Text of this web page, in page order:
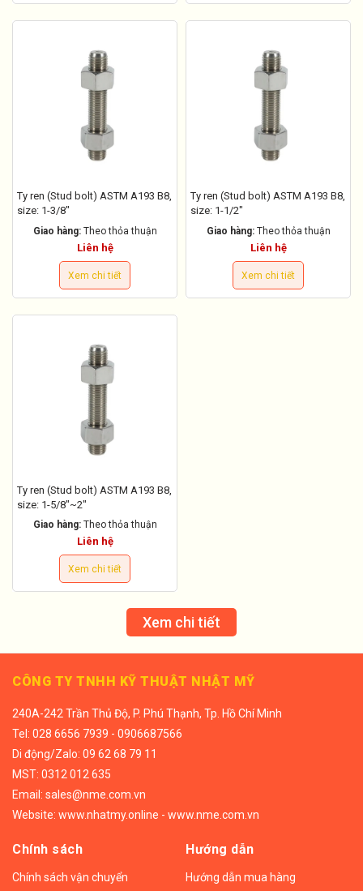
Ty ren (Stud bolt) ASTM A193 B8,
size: 1-3/8"
Giao hàng: Theo thỏa thuận
Liên hệ
Xem chi tiết
Ty ren (Stud bolt) ASTM A193 B8,
size: 1-1/2"
Giao hàng: Theo thỏa thuận
Liên hệ
Xem chi tiết
Ty ren (Stud bolt) ASTM A193 B8,
size: 1-5/8"~2"
Giao hàng: Theo thỏa thuận
Liên hệ
Xem chi tiết
Xem chi tiết
CÔNG TY TNHH KỸ THUẬT NHẬT MỸ
240A-242 Trần Thủ Độ, P. Phú Thạnh, Tp. Hồ Chí Minh
Tel: 028 6656 7939 - 0906687566
Di động/Zalo: 09 62 68 79 11
MST: 0312 012 635
Email: sales@nme.com.vn
Website: www.nhatmy.online - www.nme.com.vn
Chính sách
Chính sách vận chuyển
Hướng dẫn
Hướng dẫn mua hàng